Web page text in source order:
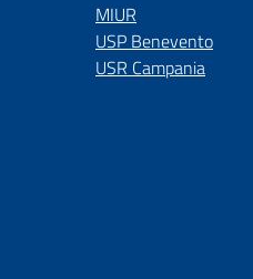
MIUR
USP Benevento
USR Campania